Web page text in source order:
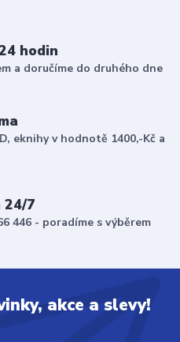
hodin
a doručíme do druhého dne
eknihy v hodnotě 1400,-Kč a
24/7
446 - poradíme s výběrem
akce a slevy!